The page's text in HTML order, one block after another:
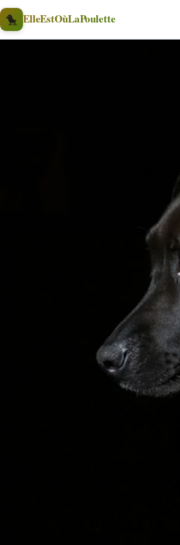
Aller au contenu
🐤 ElleEstOùLaPoulette